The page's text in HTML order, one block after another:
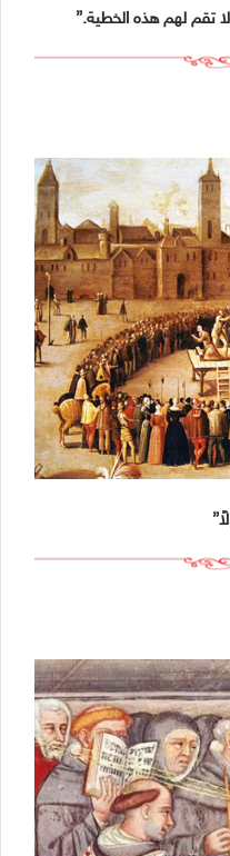
تقم لهم هذه الخطية.”